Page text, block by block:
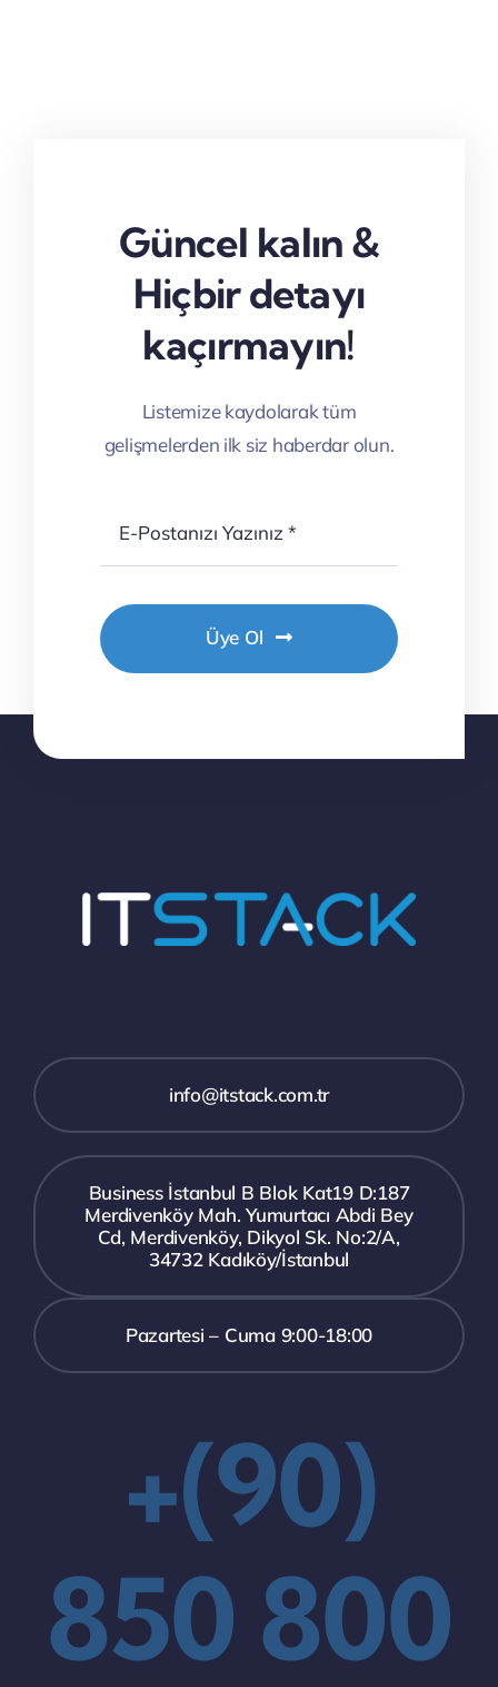
Güncel kalın &
Hiçbir detayı
kaçırmayın!
Listemize kaydolarak tüm
gelişmelerden ilk siz haberdar olun.
Üye Ol
info@itstack.com.tr
Business İstanbul B Blok Kat19 D:187
Merdivenköy Mah. Yumurtacı Abdi Bey
Cd, Merdivenköy, Dikyol Sk. No:2/A,
34732 Kadıköy/İstanbul
Pazartesi – Cuma 9:00-18:00
+(90)
850 800